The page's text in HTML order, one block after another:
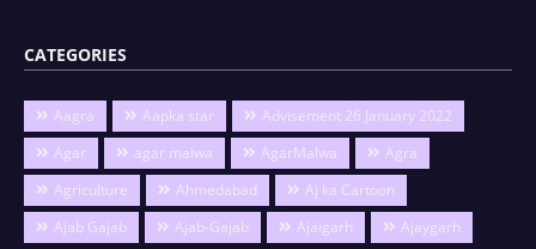
CATEGORIES
Aagra Aapka star
Advisement 26 January 2022
Agar
agar malwa AgarMalwa
Agra
Agriculture
Ahmedabad
Aj ka Cartoon
Ajab Gajab
Ajab-Gajab Ajaigarh
Ajaygarh